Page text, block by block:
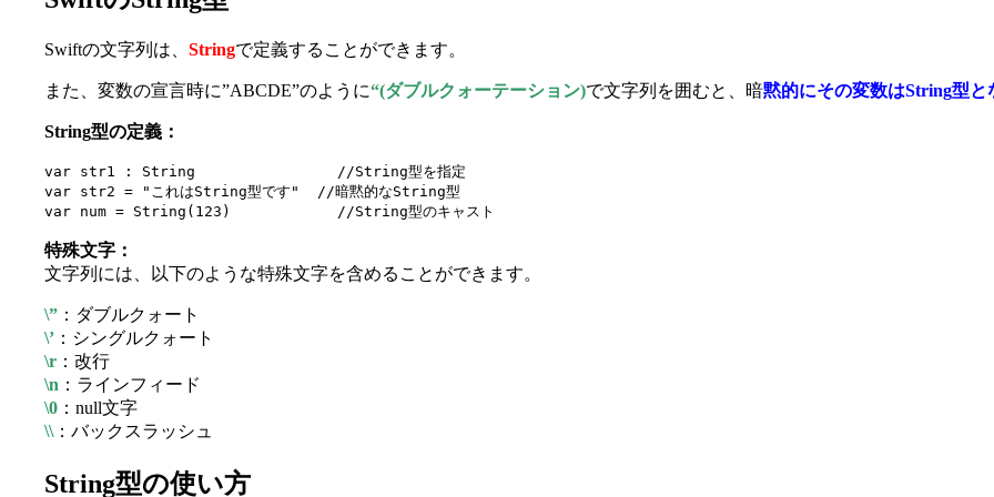
Swiftの文字列は、 Stringで定義することができます。
また、変数の宣言時に”ABCDE”のように“(ダブルクォーテーション)で文字列を囲むと、暗黙的にその変数はString型と
String型の定義：
var str1 : String                //String型を指定
var str2 = "これはString型です"  //暗黙的なString型
var num = String(123)            //String型のキャスト
特殊文字：
文字列には、以下のような特殊文字を含めることができます。
\” ：ダブルクォート
\’ ：シングルクォート
\r ：改行
\n ：ラインフィード
\0 ：null文字
\\ ：バックスラッシュ
String型の使い方